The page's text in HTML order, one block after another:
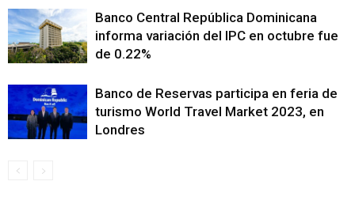
Banco Central República Dominicana
informa variación del IPC en octubre fue
de 0.22%
Banco de Reservas participa en feria de
turismo World Travel Market 2023, en
Londres